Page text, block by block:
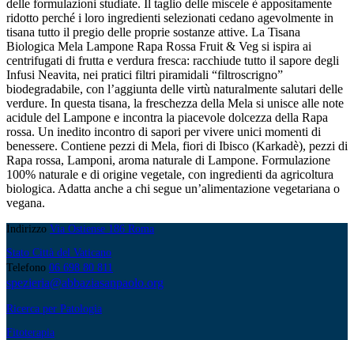
delle formulazioni studiate. Il taglio delle miscele è appositamente
ridotto perché i loro ingredienti selezionati cedano agevolmente in
tisana tutto il pregio delle proprie sostanze attive. La Tisana
Biologica Mela Lampone Rapa Rossa Fruit & Veg si ispira ai
centrifugati di frutta e verdura fresca: racchiude tutto il sapore degli
Infusi Neavita, nei pratici filtri piramidali “filtroscrigno”
biodegradabile, con l’aggiunta delle virtù naturalmente salutari delle
verdure. In questa tisana, la freschezza della Mela si unisce alle note
acidule del Lampone e incontra la piacevole dolcezza della Rapa
rossa. Un inedito incontro di sapori per vivere unici momenti di
benessere. Contiene pezzi di Mela, fiori di Ibisco (Karkadè), pezzi di
Rapa rossa, Lamponi, aroma naturale di Lampone. Formulazione
100% naturale e di origine vegetale, con ingredienti da agricoltura
biologica. Adatta anche a chi segue un’alimentazione vegetariana o
vegana.
Indirizzo Via Ostiense 186 Roma
Stato Città del Vaticano
Telefono 06 698 80 811
spezieria@abbaziasanpaolo.org
Ricerca per Patologia
Fitoterapia